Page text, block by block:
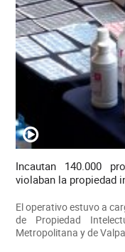
Incautan 140.000
violaban la propiedad
El operativo estuvo a
de Propiedad
Metropolitana y de